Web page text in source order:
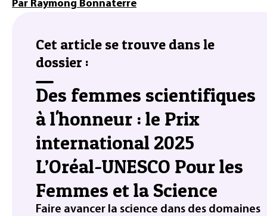
Par Raymong Bonnaterre
Cet article se trouve dans le
dossier :
Des femmes scientifiques
à l'honneur : le Prix
international 2025
L’Oréal-UNESCO Pour les
Femmes et la Science
Faire avancer la science dans des domaines